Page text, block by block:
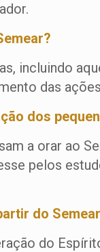
incluindo
das
dos
a orar ao
pelos
do
do